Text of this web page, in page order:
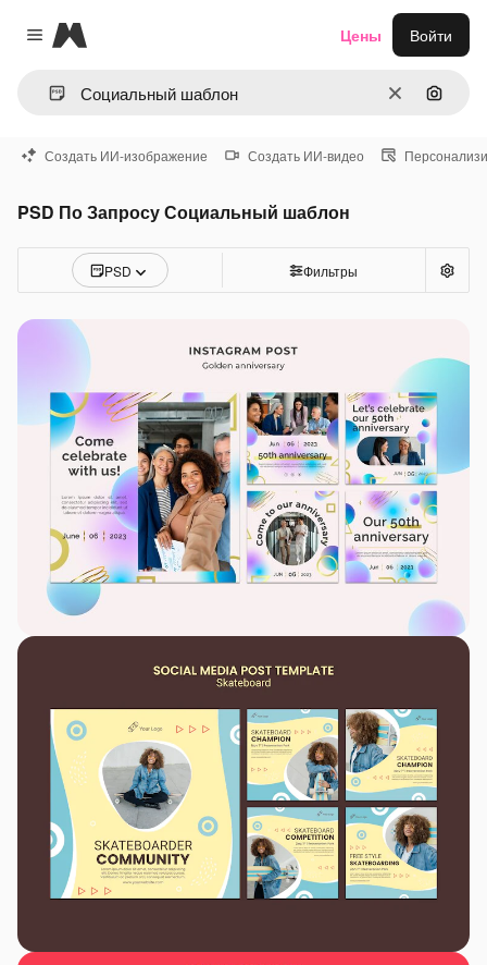
Close menu
Magnific
ОчиститьПоиск
Цены Войти
Создать ИИ-изображение Создать ИИ-видео
PSD По Запросу Социальный шаблон
PSD Фильтры